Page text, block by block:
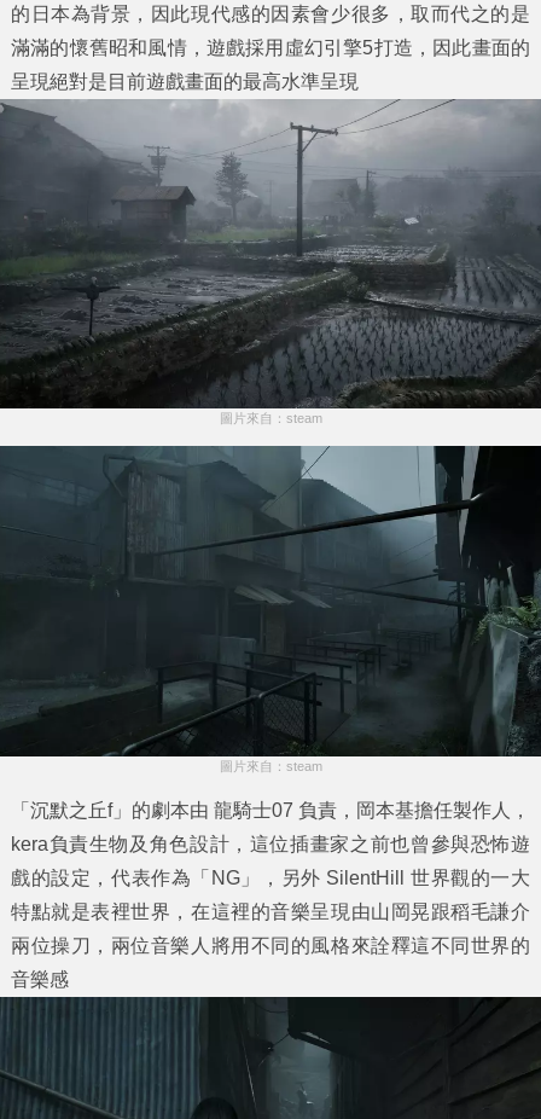
的日本為背景，因此現代感的因素會少很多，取而代之的是
滿滿的懷舊昭和風情，遊戲採用虛幻引擎5打造，因此畫面的
呈現絕對是目前遊戲畫面的最高水準呈現
圖片來自：steam
圖片來自：steam
「沉默之丘f」的劇本由 龍騎士07 負責，岡本基擔任製作人，
kera負責生物及角色設計，這位插畫家之前也曾參與恐怖遊
戲的設定，代表作為「NG」，另外 SilentHill 世界觀的一大
特點就是表裡世界，在這裡的音樂呈現由山岡晃跟稻毛謙介
兩位操刀，兩位音樂人將用不同的風格來詮釋這不同世界的
音樂感